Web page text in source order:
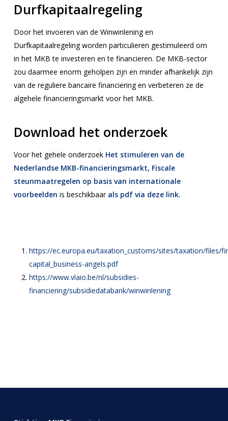
Durfkapitaalregeling
Door het invoeren van de Winwinlening en
Durfkapitaalregeling worden particulieren gestimuleerd om
in het MKB te investeren en te financieren. De MKB-sector
zou daarmee enorm geholpen zijn en minder afhankelijk zijn
van de reguliere bancaire financiering en verbeteren ze de
algehele financieringsmarkt voor het MKB.
Download het onderzoek
Voor het gehele onderzoekHet stimuleren van de
Nederlandse MKB-financieringsmarkt, Fiscale
steunmaatregelen op basis van internationale
voorbeelden is beschikbaar als pdf via deze link.
https://ec.europa.eu/taxation_customs/sites/taxation/files/
capital_business-angels.pdf
https://www.vlaio.be/nl/subsidies-
financiering/subsidiedatabank/winwinlening